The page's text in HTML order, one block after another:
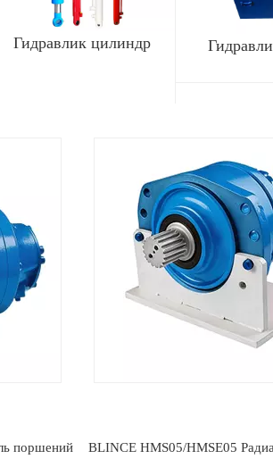
Гидравлик цилиндр
поршений BLINCE HMS02/HMSE02